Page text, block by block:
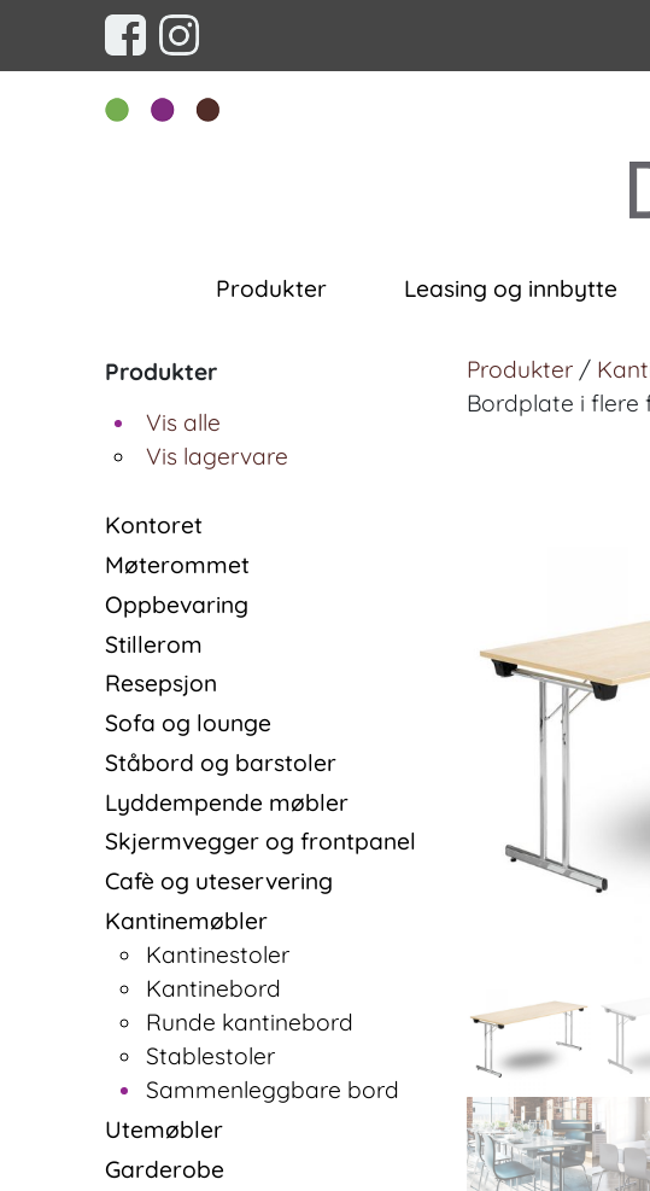
Produkter Leasing og innbytte
Produkter
Vis alle
Vis lagervare
Kontoret
Møterommet
Oppbevaring
Stillerom
Resepsjon
Sofa og lounge
Ståbord og barstoler
Lyddempende møbler
Skjermvegger og frontpanel
Cafè og uteservering
Kantinemøbler
Kantinestoler
Kantinebord
Runde kantinebord
Stablestoler
Sammenleggbare bord
Utemøbler
Garderobe
Produkter /
Bordplate i flere